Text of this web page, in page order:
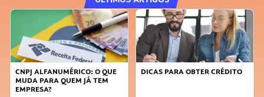
DICAS PARA OBTER CRÉDITO
FAÇA A DIFERENÇA: SEJA